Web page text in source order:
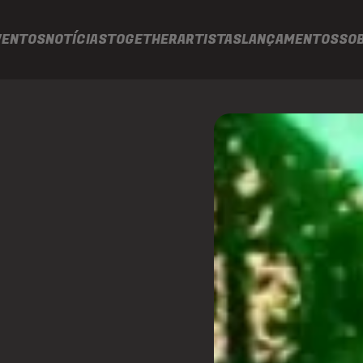
NOTÍCIASTOGETHERARTISTASLANÇAMENTOS